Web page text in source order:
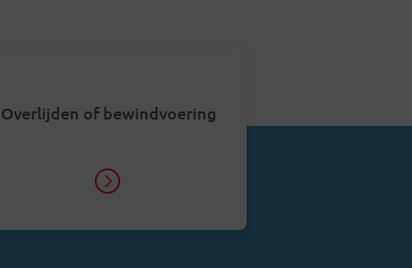
Overlijden of bewindvoering